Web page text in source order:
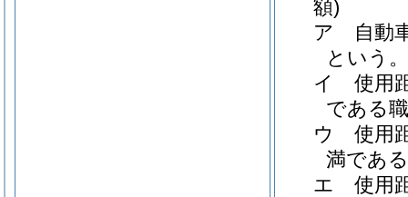
額)
ア
自動
という
イ
使用
である
ウ
使用
満であ
エ
使用